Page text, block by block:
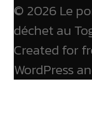
© 2026 Le
déchet au
Created for
WordPress